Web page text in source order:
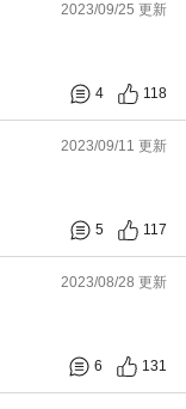
2023/09/25 更新
4 118
2023/09/11 更新
5 117
2023/08/28 更新
6 131